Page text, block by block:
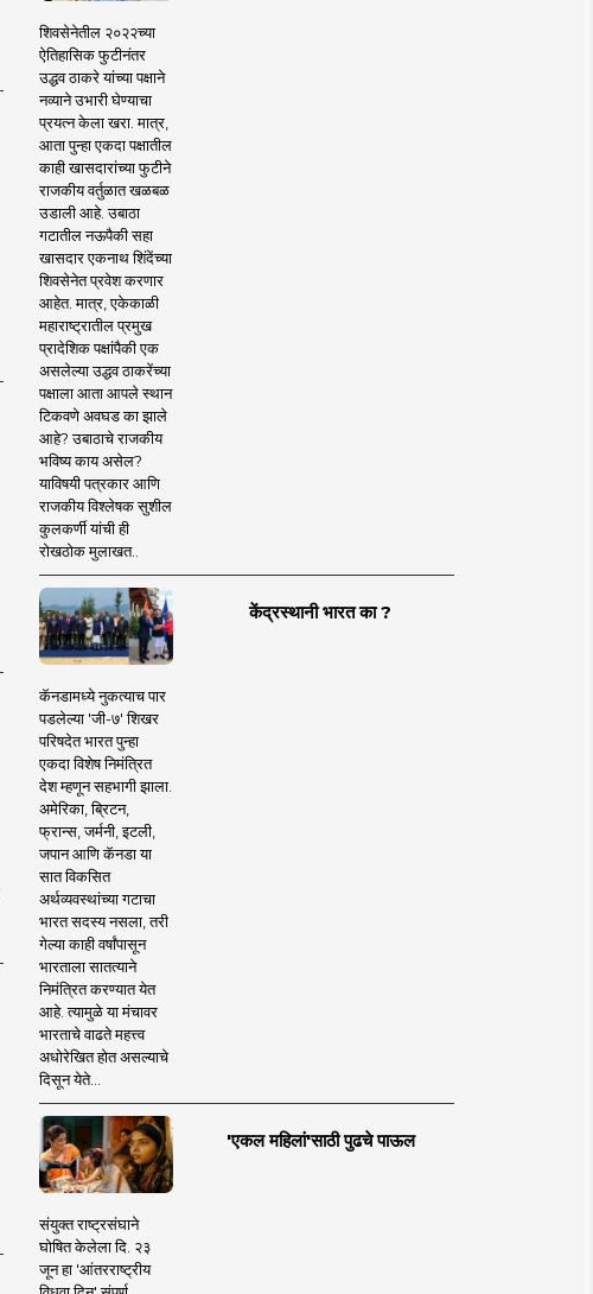
शिवसेनेतील २०२२च्या
ऐतिहासिक फुटीनंतर
उद्धव ठाकरे यांच्या पक्षाने
नव्याने उभारी घेण्याचा
प्रयत्न केला खरा. मात्र,
आता पुन्हा एकदा पक्षातील
काही खासदारांच्या फुटीने
राजकीय वर्तुळात खळबळ
उडाली आहे. उबाठा
गटातील नऊपैकी सहा
खासदार एकनाथ शिंदेंच्या
शिवसेनेत प्रवेश करणार
आहेत. मात्र, एकेकाळी
महाराष्ट्रातील प्रमुख
प्रादेशिक पक्षांपैकी एक
असलेल्या उद्धव ठाकरेंच्या
पक्षाला आता आपले स्थान
टिकवणे अवघड का झाले
आहे? उबाठाचे राजकीय
भविष्य काय असेल?
याविषयी पत्रकार आणि
राजकीय विश्लेषक सुशील
कुलकर्णी यांची ही
रोखठोक मुलाखत..
केंद्रस्थानी भारत का ?
कॅनडामध्ये नुकत्याच पार
पडलेल्या 'जी-७' शिखर
परिषदेत भारत पुन्हा
एकदा विशेष निमंत्रित
देश म्हणून सहभागी झाला.
अमेरिका, ब्रिटन,
फ्रान्स, जर्मनी, इटली,
जपान आणि कॅनडा या
सात विकसित
अर्थव्यवस्थांच्या गटाचा
भारत सदस्य नसला, तरी
गेल्या काही वर्षांपासून
भारताला सातत्याने
निमंत्रित करण्यात येत
आहे. त्यामुळे या मंचावर
भारताचे वाढते महत्त्व
अधोरेखित होत असल्याचे
दिसून येते...
'एकल महिलां'साठी पुढचे पाऊल
संयुक्त राष्ट्रसंघाने
घोषित केलेला दि. २३
जून हा 'आंतरराष्ट्रीय